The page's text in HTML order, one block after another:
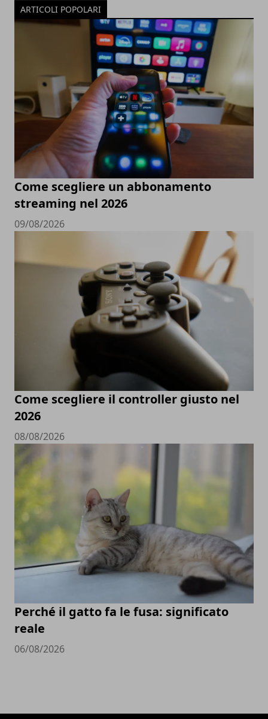
ARTICOLI POPOLARI
Come scegliere un abbonamento
streaming nel 2026
09/08/2026
Come scegliere il controller giusto nel
2026
08/08/2026
Perché il gatto fa le fusa: significato
reale
06/08/2026